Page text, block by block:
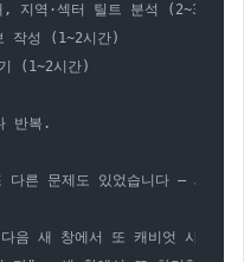
지역·섹터 틸트 분석 (2~3시간)
작성 (1~2시간)
(1~2시간)
반복.
다른 문제도 있었습니다 — 새
음 새 창에서 또 캐비엇 사용